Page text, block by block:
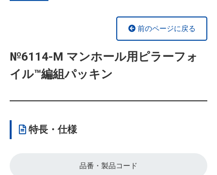
前のページに戻る
№6114-M マンホール用ピラーフォ
イル™編組パッキン
特長・仕様
品番・製品コード